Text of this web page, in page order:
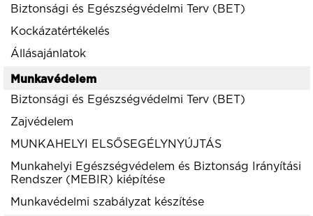
Biztonsági és Egészségvédelmi Terv (BET)
Kockázatértékelés
Állásajánlatok
Munkavédelem
Biztonsági és Egészségvédelmi Terv (BET)
Zajvédelem
MUNKAHELYI ELSŐSEGÉLYNYÚJTÁS
Munkahelyi Egészségvédelem és Biztonság Irányítási
Rendszer (MEBIR) kiépítése
Munkavédelmi szabályzat készítése